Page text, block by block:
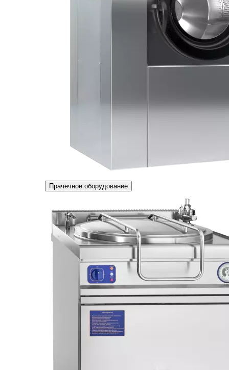
Прачечное оборудование